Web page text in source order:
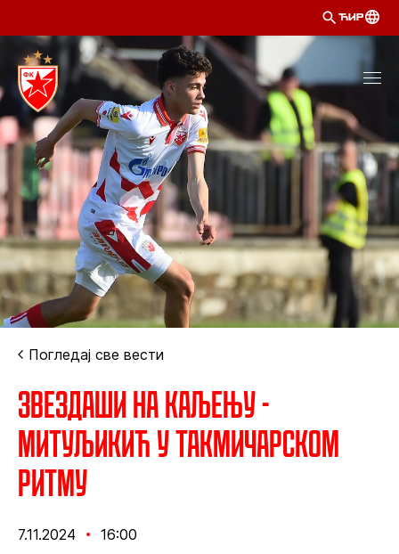
ЋИР
Погледај све вести
Звездаши на каљењу -
Митуљикић у такмичарском
ритму
7.11.2024 16:00